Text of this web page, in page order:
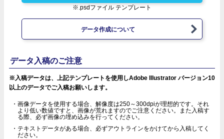
※.psdファイル テンプレート
データ作成について
データ入稿のご注意
※入稿データは、上記テンプレートを使用しAdobe Illustrator バージョン10
以上のデータでご入稿お願いします。
画像データを使用する場合、解像度は250～300dpiが理想的です。それ
より低い数値ですと、画像が荒れますのでご注意ください。また入稿す
る際、必ず画像の埋め込みを行ってください。
テキストデータがある場合、必ずアウトラインをかけてから入稿してく
ださい。